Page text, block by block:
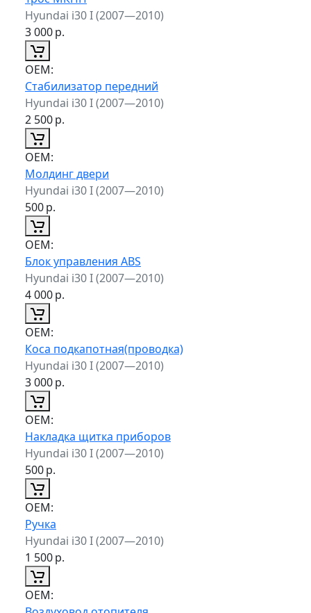
Hyundai i30 I (2007—2010)
3 000р.
ОЕМ:
Стабилизатор передний
Hyundai i30 I (2007—2010)
2 500р.
ОЕМ:
Молдинг двери
Hyundai i30 I (2007—2010)
500р.
ОЕМ:
Блок управления ABS
Hyundai i30 I (2007—2010)
4 000р.
ОЕМ:
Коса подкапотная(проводка)
Hyundai i30 I (2007—2010)
3 000р.
ОЕМ:
Накладка щитка приборов
Hyundai i30 I (2007—2010)
500р.
ОЕМ:
Ручка
Hyundai i30 I (2007—2010)
1 500р.
ОЕМ: